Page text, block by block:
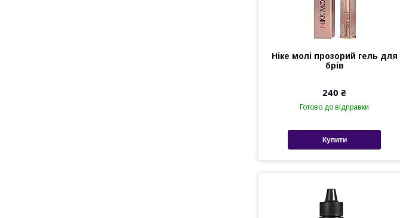
Ніке молі прозорий гель для
брів
240 ₴
Готово до відправки
Купити